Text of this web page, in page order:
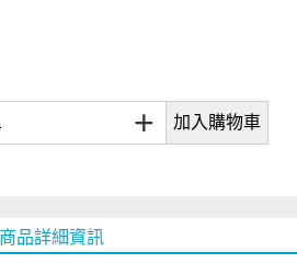
+ 加入購物車
商品詳細資訊